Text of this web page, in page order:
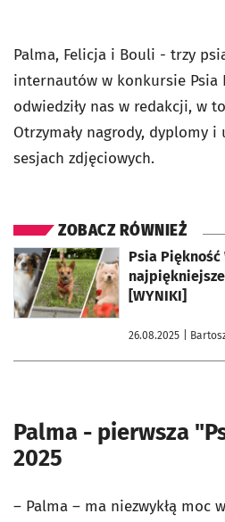
Palma, Felicja i Bouli - trzy
internautów w konkursie Psia
odwiedziły nas w redakcji, w
Otrzymały nagrody, dyplomy i
sesjach zdjęciowych.
ZOBACZ RÓWNIEŻ
Psia Piękność
[WYNIKI]
26.08.2025 |
otworzy się w nowej karcie
Palma - pierwsza
2025
– Palma – ma niezwykłą moc